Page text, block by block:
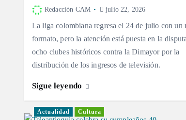
Redacción CAM julio 22, 2026
La liga colombiana regresa el 24 de julio con un
formato, pero la atención está puesta en la
ocho clubes históricos contra la Dimayor por la
distribución de los ingresos de televisión.
Sigue leyendo
Actualidad Cultura